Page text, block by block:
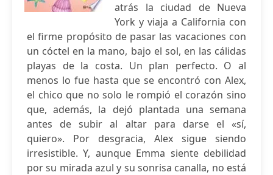
atrás la ciudad de Nueva
York y viaja a California con
el firme propósito de pasar las vacaciones con
un cóctel en la mano, bajo el sol, en las cálidas
playas de la costa. Un plan perfecto. O al
menos lo fue hasta que se encontró con Alex,
el chico que no solo le rompió el corazón sino
que, además, la dejó plantada una semana
antes de subir al altar para darse el «sí,
quiero». Por desgracia, Alex sigue siendo
irresistible. Y, aunque Emma siente debilidad
por su mirada azul y su sonrisa canalla, no está